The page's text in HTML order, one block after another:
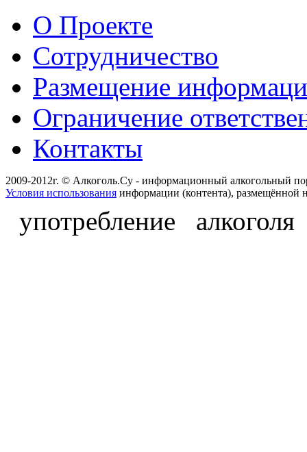
О Проекте
Сотрудничество
Размещение
Ограничение
Контакты
2009-2012г. © Алкоголь.Су - информационный алкогольный
Условия использования информации (контента), размещённой
употребление